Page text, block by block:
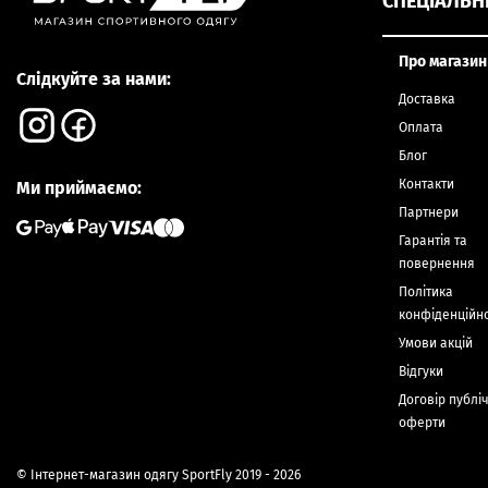
Слідкуйте за нами:
Ми приймаємо:
Про магазин
Доставка
Оплата
Блог
Контакти
Партнери
Гарантія та
повернення
Політика
Умови акцій
Відгуки
Договір
оферти
© Інтернет-магазин одягу SportFly 2019 - 2026